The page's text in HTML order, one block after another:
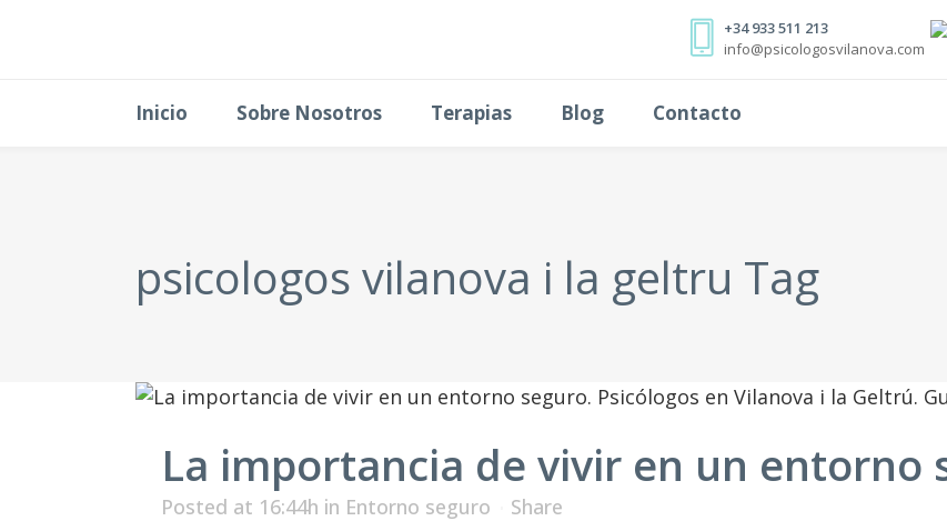
+34 933 511 213
info@psicologosvilanova.com
Inicio Sobre Nosotros Terapias Blog Contacto
psicologos vilanova i la geltru Tag
La importancia de vivir en un entorno
Posted at 16:44h in Entorno seguro
Share